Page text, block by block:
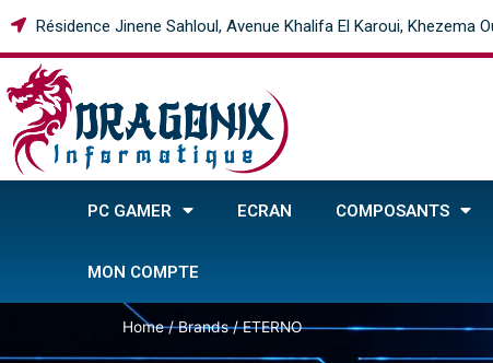
Résidence Jinene Sahloul, Avenue Khalifa El Karoui, Khezema
PC GAMER ECRAN COMPOSANTS
MON COMPTE
Home/ Brands / ETERNO